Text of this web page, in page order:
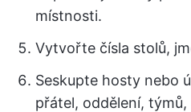
místnosti.
Vytvořte čísla stolů,
Seskupte hosty nebo
přátel, oddělení,